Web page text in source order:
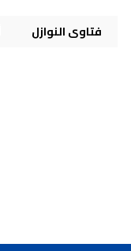
فتاوى النوازل